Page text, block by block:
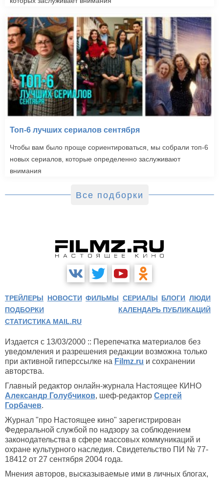
Топ-6 лучших сериалов сентября
Чтобы вам было проще сориентироваться, мы собрали топ-6
новых сериалов, которые определенно заслуживают
внимания
Все подборки
ТРЕЙЛЕРЫ НОВОСТИ ФИЛЬМЫ СЕРИАЛЫ БЛОГИ ЛЮДИ
ПОДБОРКИ
КАЛЕНДАРЬ ПУБЛИКАЦИЙ
СТАТИСТИКА MAIL.RU
Издается с 13/03/2000 :: Перепечатка материалов без
уведомления и разрешения редакции возможна только
при активной гиперссылке на Filmz.ru и сохранении
авторства.
Главный редактор онлайн-журнала Настоящее КИНО
Александр Голубчиков, шеф-редактор Сергей
Горбачев.
Журнал "про Настоящее кино" зарегистрирован
Федеральной службой по надзору за соблюдением
законодательства в сфере массовых коммуникаций и
охране культурного наследия. Свидетельство ПИ № 77-
18412 от 27 сентября 2004 года.
Мнения авторов, высказываемые ими в личных блогах,